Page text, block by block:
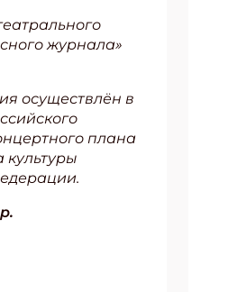
журнала»
осуществлён в
плана
культуры